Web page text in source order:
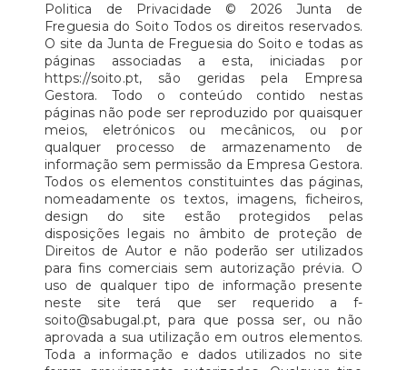
Politica de Privacidade © 2026 Junta de
Freguesia do Soito Todos os direitos reservados.
O site da Junta de Freguesia do Soito e todas as
páginas associadas a esta, iniciadas por
https://soito.pt, são geridas pela Empresa
Gestora. Todo o conteúdo contido nestas
páginas não pode ser reproduzido por quaisquer
meios, eletrónicos ou mecânicos, ou por
qualquer processo de armazenamento de
informação sem permissão da Empresa Gestora.
Todos os elementos constituintes das páginas,
nomeadamente os textos, imagens, ficheiros,
design do site estão protegidos pelas
disposições legais no âmbito de proteção de
Direitos de Autor e não poderão ser utilizados
para fins comerciais sem autorização prévia. O
uso de qualquer tipo de informação presente
neste site terá que ser requerido a f-
soito@sabugal.pt, para que possa ser, ou não
aprovada a sua utilização em outros elementos.
Toda a informação e dados utilizados no site